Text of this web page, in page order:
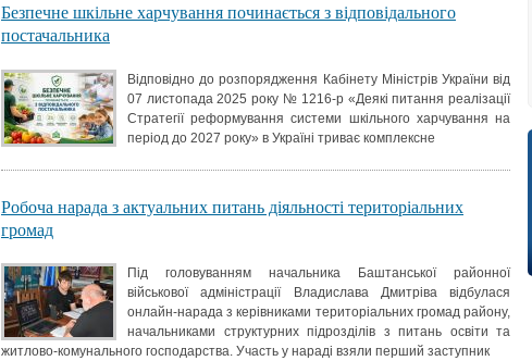
Безпечне шкільне харчування починається з відповідального
постачальника
Відповідно до розпорядження Кабінету Міністрів України від
07 листопада 2025 року № 1216-р «Деякі питання реалізації
Стратегії реформування системи шкільного харчування на
період до 2027 року» в Україні триває комплексне
Робоча нарада з актуальних питань діяльності територіальних
громад
Під головуванням начальника Баштанської районної
військової адміністрації Владислава Дмитріва відбулася
онлайн-нарада з керівниками територіальних громад району,
начальниками структурних підрозділів з питань освіти та
житлово-комунального господарства. Участь у нараді взяли перший заступник